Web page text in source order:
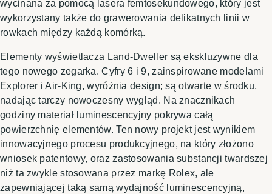
wycinana za pomocą lasera femtosekundowego, który jest
wykorzystany także do grawerowania delikatnych linii w
rowkach między każdą komórką.
Elementy wyświetlacza Land-Dweller są ekskluzywne dla
tego nowego zegarka. Cyfry 6 i 9, zainspirowane modelami
Explorer i Air-King, wyróżnia design; są otwarte w środku,
nadając tarczy nowoczesny wygląd. Na znacznikach
godziny materiał luminescencyjny pokrywa całą
powierzchnię elementów. Ten nowy projekt jest wynikiem
innowacyjnego procesu produkcyjnego, na który złożono
wniosek patentowy, oraz zastosowania substancji twardszej
niż ta zwykle stosowana przez markę Rolex, ale
zapewniającej taką samą wydajność luminescencyjną,